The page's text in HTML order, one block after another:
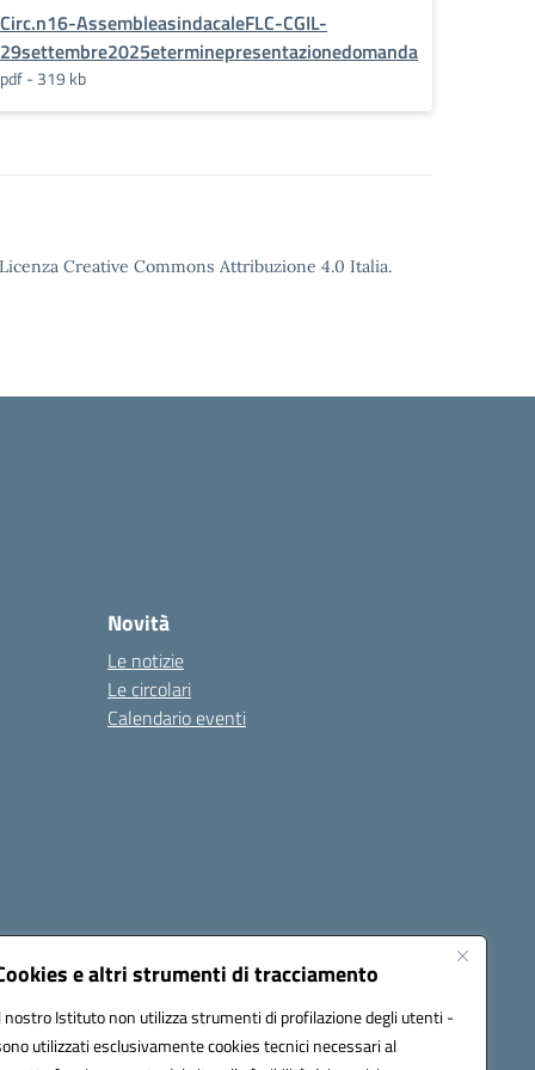
e altri strumenti di tracciamento
nostro Istituto non utilizza strumenti di profilazione degli utenti -
utilizzati esclusivamente cookies tecnici necessari al
Circ.n16-AssembleasindacaleFLC-CGIL-
29settembre2025eterminepresentazionedomanda
pdf - 319 kb
Creative Commons Attribuzione 4.0 Italia.
Novità
Le notizie
Le circolari
Calendario eventi